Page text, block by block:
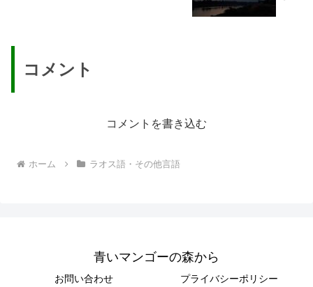
コメント
コメントを書き込む
ホーム ラオス語・その他言語
青いマンゴーの森から
お問い合わせ プライバシーポリシー